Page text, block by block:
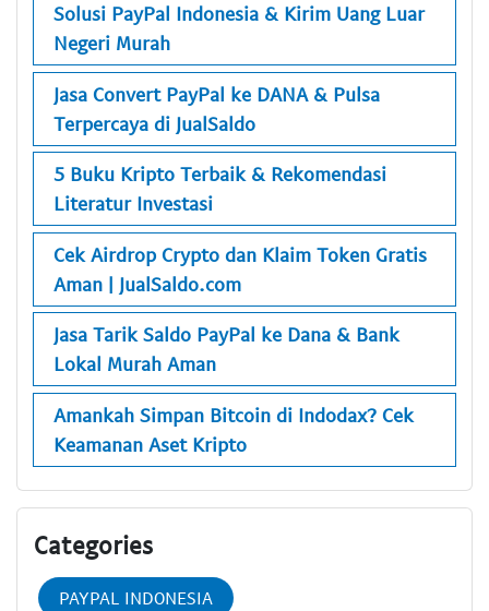
Solusi PayPal Indonesia & Kirim Uang Luar
Negeri Murah
Jasa Convert PayPal ke DANA & Pulsa
Terpercaya di JualSaldo
5 Buku Kripto Terbaik & Rekomendasi
Literatur Investasi
Cek Airdrop Crypto dan Klaim Token Gratis
Aman | JualSaldo.com
Jasa Tarik Saldo PayPal ke Dana & Bank
Lokal Murah Aman
Amankah Simpan Bitcoin di Indodax? Cek
Keamanan Aset Kripto
Categories
PAYPAL INDONESIA